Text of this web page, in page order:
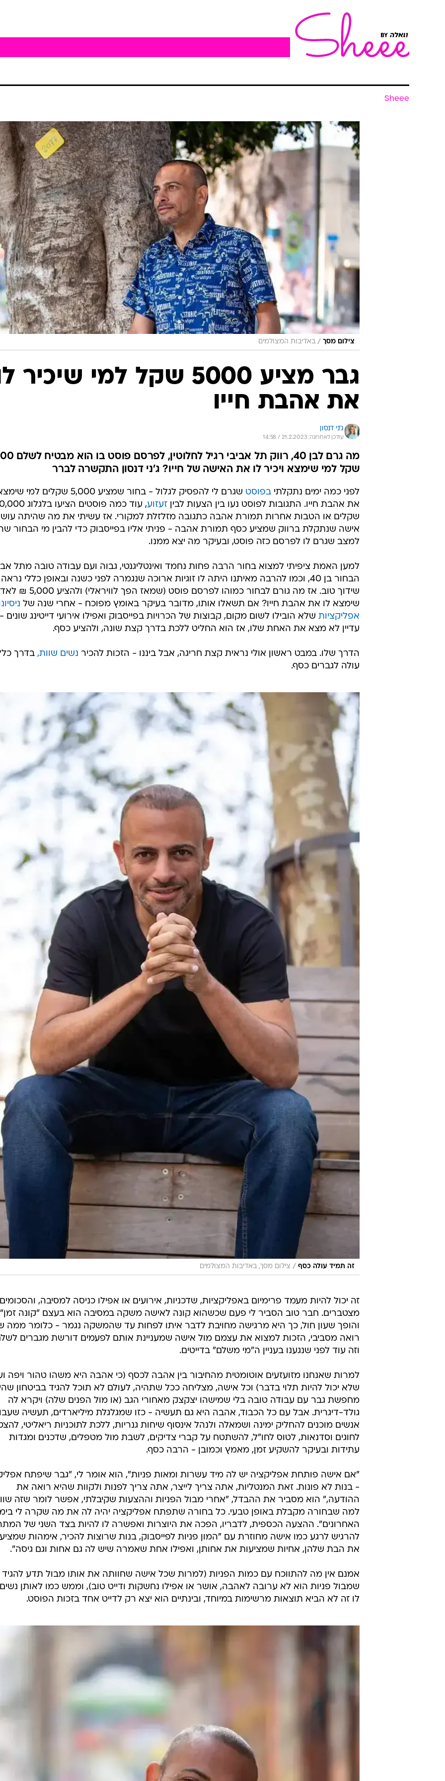
Sheee
צילום מסך / באדיבות המצולמים
גבר מציע 5000 שקל למי שיכיר
את אהבת חייו
ג'ני דנסון
עודכן לאחרונה: 21.2.2023 / 14:58
מה גרם לבן 40, רווק תל אביבי רגיל
שקל למי שימצא ויכיר לו את האישה של חייו? ג'ני דנסון התקשרה לברר
לפני כמה ימים נתקלתי בפוסט
שגרם לי להפסיק לגלול - בחור שמציע 5,000 שקלים
את אהבת חייו. התגובות לפוסט נעו בין הצעות לבין זעזוע
, עוד כמה פוסטים הציעו
שקלים או הטבות אחרות תמורת אהבה כתגובה מזלזלת למקורי. אז עשיתי את מה שהיתה
אישה שנתקלת ברווק שמציע כסף תמורת אהבה - פניתי אליו בפייסבוק כדי להבין מי הבחור
למצב שגרם לו לפרסם כזה פוסט, ובעיקר מה יצא ממנו.
למען האמת ציפיתי למצוא בחור הרבה פחות נחמד ואינטליגנטי, גבוה ועם עבודה טובה מתל
הבחור בן 40, וכמו להרבה מאיתנו היתה לו זוגיות ארוכה שנגמרה לפני כשנה ובאופן כללי נראה
שידוך טוב. אז מה גורם לבחור כמוהו לפרסם פוסט (שמאז הפך לוויראלי)
שימצא לו את אהבת חייו? אם תשאלו אותו, מדובר בעיקר באומץ מפוכח - אחרי שנה של
אפליקציות שלא הובילו לשום מקום, קבוצות של הכרויות בפייסבוק ואפילו אירועי דייטינג שונים
עדיין לא מצא את האחת שלו, אז הוא החליט ללכת בדרך קצת שונה, ולהציע כסף.
הדרך שלו. במבט ראשון אולי נראית קצת חריגה, אבל ביננו - הזכות להכיר נשים שוות, בדרך
עולה לגברים כסף.
זה תמיד עולה כסף / צילום מסך, באדיבות המצולמים
זה יכול להיות מעמד פרימיום באפליקציות, שדכניות, אירועים או אפילו כניסה למסיבה, והסכומים
מצטברים. חבר טוב הסביר לי פעם שכשהוא קונה לאישה משקה במסיבה הוא בעצם "קונה זמן"
והופך שעון חול, כך היא מרגישה מחויבת לדבר איתו לפחות עד שהמשקה נגמר - כלומר ממה
רואה מסביבי, הזכות למצוא את עצמם מול אישה שמעניינת אותם לפעמים דורשת מגברים
וזה עוד לפני שנגענו בעניין ה"מי משלם" בדייטים.
למרות שאנחנו מזועזעים אוטומטית מהחיבור בין אהבה לכסף (כי אהבה היא משהו טהור ויפה
שלא יכול להיות תלוי בדבר) וכל אישה, מצליחה ככל שתהיה, לעולם לא תוכל להגיד בביטחון
מחפשת גבר עם עבודה טובה בלי שמישהו יצקצק מאחורי הגב (או מול הפנים שלה) ויקרא לה
גולד-דיגרית. אבל עם כל הכבוד, אהבה היא גם תעשיה - כזו שמגלגלת מיליארדים, תעשיה
אנשים מוכנים להחליק ימינה ושמאלה ולנהל אינסוף שיחות גנריות, ללכת לתוכניות ריאליטי,
לחוגים וסדנאות, לטוס לחו"ל, להשתטח על קברי צדיקים, לשבת מול מטפלים, שדכנים ומגדות
עתידות ובעיקר להשקיע זמן, מאמץ וכמובן - הרבה כסף.
"אם אישה פותחת אפליקציה יש לה מיד עשרות ומאות פניות", הוא אומר לי, "גבר שיפתח
- בנות לא פונות. זאת המנטליות, אתה צריך לייצר, אתה צריך לפנות ולקוות שהיא רואה את
ההודעה," הוא מסביר את ההבדל, "אחרי מבול הפניות וההצעות שקיבלתי, אפשר לומר שזה
למה שבחורה מקבלת באופן טבעי. כל בחורה שתפתח אפליקציה יהיה לה את מה שקרה לי
האחרונים". ההצעה הכספית, לדבריו, הפכה את היוצרות ואפשרה לו להיות בצד השני של
להרגיש לרגע כמו אישה מחוזרת עם "המון פניות לפייסבוק, בנות שרוצות להכיר, אימהות
את הבת שלהן, אחיות שמציעות את אחותן, ואפילו אחת שאמרה שיש לה גם אחות וגם גיסה".
אמנם אין מה להתווכח עם כמות הפניות (למרות שכל אישה שחוותה את אותו מבול תדע להגיד
שמבול פניות הוא לא ערובה לאהבה, אושר או אפילו נחשקות ודייט טוב), וממש כמו לאותן
לו זה לא הביא תוצאות מרשימות במיוחד, ובינתיים הוא יצא רק לדייט אחד בזכות הפוסט.